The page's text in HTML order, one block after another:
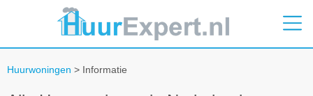
Huurwoningen > Informatie